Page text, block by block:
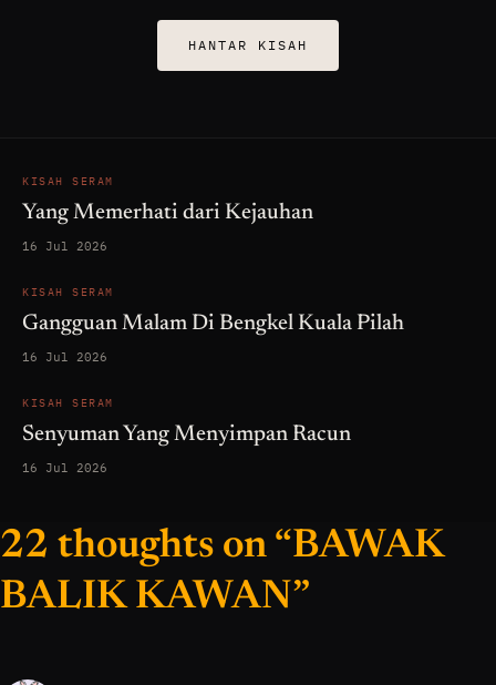
HANTAR KISAH
KISAH SERAM
Yang Memerhati dari Kejauhan
16 Jul 2026
KISAH SERAM
Gangguan Malam Di Bengkel Kuala Pilah
16 Jul 2026
KISAH SERAM
Senyuman Yang Menyimpan Racun
16 Jul 2026
22 thoughts on “BAWAK
BALIK KAWAN”